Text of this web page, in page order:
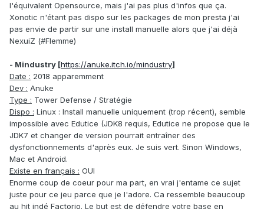
l'équivalent Opensource, mais j'ai pas plus d'infos que ça.
Xonotic n'étant pas dispo sur les packages de mon presta j'ai
pas envie de partir sur une install manuelle alors que j'ai déjà
NexuiZ (#Flemme)
- Mindustry [https://anuke.itch.io/mindustry]
Date : 2018 apparemment
Dev : Anuke
Type : Tower Defense / Stratégie
Dispo : Linux : Install manuelle uniquement (trop récent), semble
impossible avec Edutice (JDK8 requis, Edutice ne propose que le
JDK7 et changer de version pourrait entraîner des
dysfonctionnements d'après eux. Je suis vert. Sinon Windows,
Mac et Android.
Existe en français : OUI
Enorme coup de coeur pour ma part, en vrai j'entame ce sujet
juste pour ce jeu parce que je l'adore. Ca ressemble beaucoup
au hit indé Factorio. Le but est de défendre votre base en